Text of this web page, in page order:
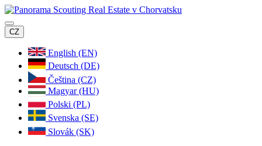
CZ
English (EN)
Deutsch (DE)
Čeština (CZ)
Magyar (HU)
Polski (PL)
Svenska (SE)
Slovák (SK)